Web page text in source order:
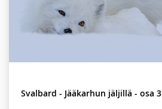
Svalbard - Jääkarhun jäljillä - osa 3